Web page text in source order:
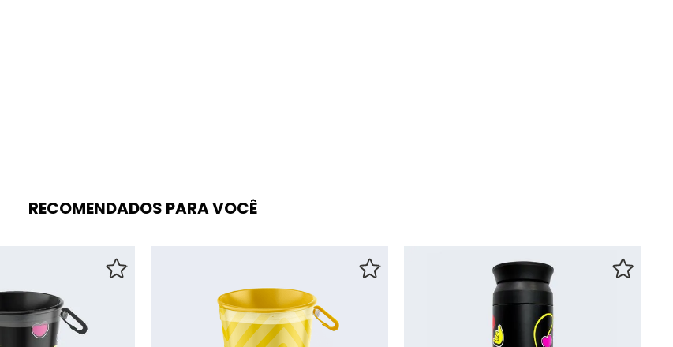
RECOMENDADOS PARA VOCÊ